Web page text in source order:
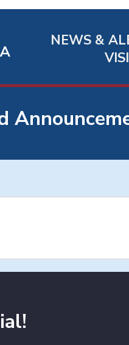
Richmond
Quick
NEWS &